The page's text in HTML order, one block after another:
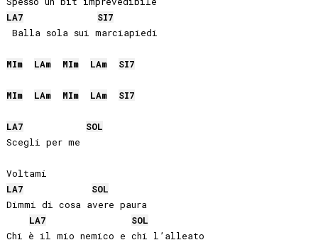
LA7 SI7
Balla sola sui marciapiedi
MIm LAm MIm LAm SI7
MIm LAm MIm LAm SI7
LA7
SOL
Scegli per me
LA7
SOL
Dimmi di cosa avere paura
LA7
SOL
Chi è il mio nemico e chi l’alleato